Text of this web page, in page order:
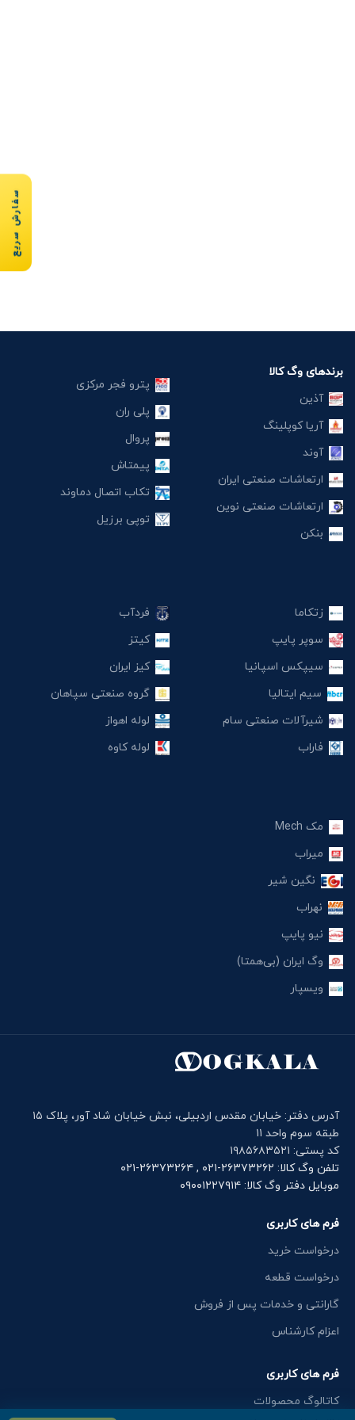
برندهای وگ کالا
آذین
آریا کوپلینگ
آوند
ارتعاشات صنعتی ایران
ارتعاشات صنعتی نوین
بنکن
پترو فجر مرکزی
پلی ران
پروال
پیمتاش
تکاب اتصال دماوند
توپی برزیل
زتکاما
سوپر پایپ
سیپکس اسپانیا
سیم ایتالیا
شیرآلات صنعتی سام
فاراب
فردآب
کیتز
کیز ایران
گروه صنعتی سپاهان
لوله اهواز
لوله کاوه
مک Mech
میراب
نگین شیر
نهراب
نیو پایپ
وگ ایران (بی‌همتا)
ویسپار
آدرس دفتر: خیابان مقدس اردبیلی، نبش خیابان شاد آور، پلاک ۱۵
طبقه سوم واحد ۱۱
کد پستی: ۱۹۸۵۶۸۳۵۲۱
تلفن وگ کالا: ۲۶۳۷۳۲۶۲-۰۲۱ , ۲۶۳۷۳۲۶۴-۰۲۱
موبایل دفتر وگ کالا: ۰۹۰۰۱۲۲۷۹۱۴
فرم های کاربری
درخواست خرید
درخواست قطعه
گارانتی و خدمات پس از فروش
اعزام کارشناس
فرم های کاربری
کاتالوگ محصولات
سفارش سریع